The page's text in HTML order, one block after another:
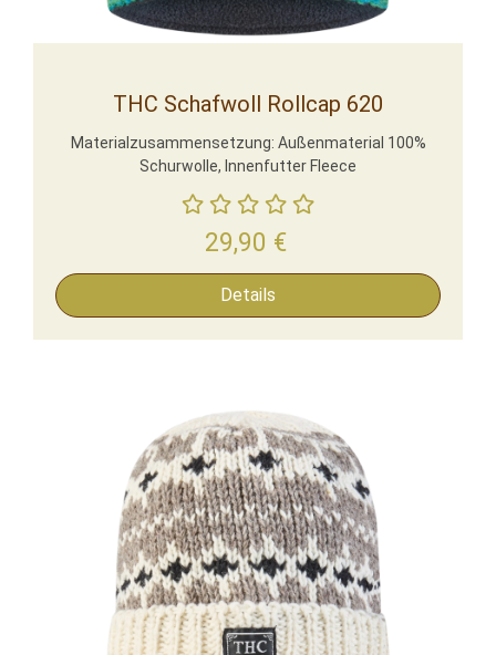
THC Schafwoll Rollcap 620
Materialzusammensetzung: Außenmaterial 100%
Schurwolle, Innenfutter Fleece
29,90 €
Details